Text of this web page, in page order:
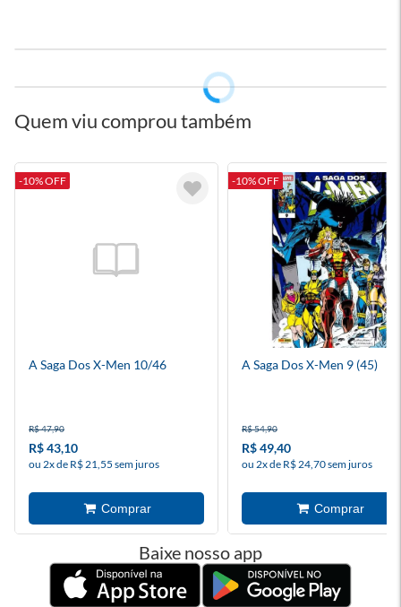
Quem viu comprou também
-10% OFF
A Saga Dos X-Men 10/46
R$ 47,90
R$ 43,10
ou 2x de R$ 21,55 sem juros
-10% OFF
A Saga Dos X-Men 9 (45)
R$ 54,90
R$ 49,40
ou 2x de R$ 24,70 sem juros
Baixe nosso app